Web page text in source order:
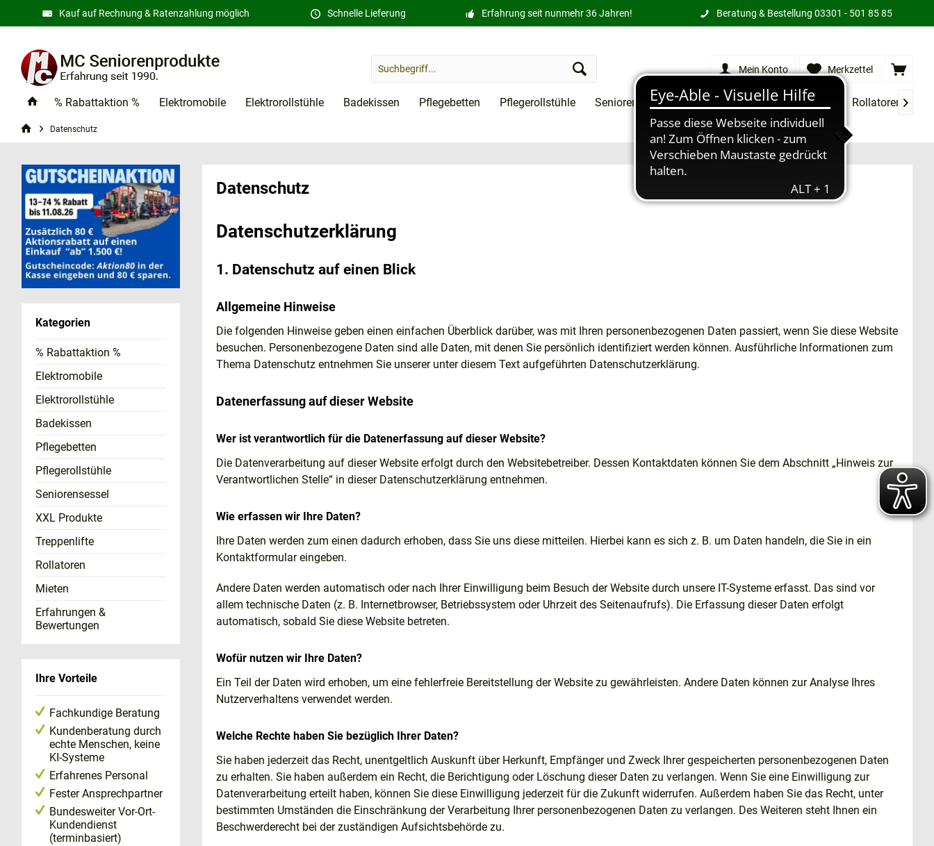
Kauf auf Rechnung & Ratenzahlung möglich Schnelle Lieferung Erfahrung seit nunmehr 36 Jahren! Beratung & Bestellung 03301 - 501 85 85
Merkzettel
Mein Konto
% Rabattaktion % Elektromobile Elektrorollstühle Badekissen Pflegebetten Pflegerollstühle Seniorensessel XXL Produkte Treppenlifte Rollatoren 
Datenschutz
Kategorien
% Rabattaktion %
Elektromobile
Elektrorollstühle
Badekissen
Pflegebetten
Pflegerollstühle
Seniorensessel
XXL Produkte
Treppenlifte
Rollatoren
Mieten
Erfahrungen &
Bewertungen
Ihre Vorteile
Fachkundige Beratung
Kundenberatung durch
echte Menschen, keine
KI-Systeme
Erfahrenes Personal
Fester Ansprechpartner
Bundesweiter Vor-Ort-
Kundendienst
(terminbasiert)
Datenschutz
Datenschutz­erklärung
1. Datenschutz auf einen Blick
Allgemeine Hinweise
Die folgenden Hinweise geben einen einfachen Überblick darüber, was mit Ihren personenbezogenen Daten passiert, wenn Sie diese Website
besuchen. Personenbezogene Daten sind alle Daten, mit denen Sie persönlich identifiziert werden können. Ausführliche Informationen zum
Thema Datenschutz entnehmen Sie unserer unter diesem Text aufgeführten Datenschutzerklärung.
Datenerfassung auf dieser Website
Wer ist verantwortlich für die Datenerfassung auf dieser Website?
Die Datenverarbeitung auf dieser Website erfolgt durch den Websitebetreiber. Dessen Kontaktdaten können Sie dem Abschnitt „Hinweis zur
Verantwortlichen Stelle“ in dieser Datenschutzerklärung entnehmen.
Wie erfassen wir Ihre Daten?
Ihre Daten werden zum einen dadurch erhoben, dass Sie uns diese mitteilen. Hierbei kann es sich z. B. um Daten handeln, die Sie in ein
Kontaktformular eingeben.
Andere Daten werden automatisch oder nach Ihrer Einwilligung beim Besuch der Website durch unsere IT-Systeme erfasst. Das sind vor
allem technische Daten (z. B. Internetbrowser, Betriebssystem oder Uhrzeit des Seitenaufrufs). Die Erfassung dieser Daten erfolgt
automatisch, sobald Sie diese Website betreten.
Wofür nutzen wir Ihre Daten?
Ein Teil der Daten wird erhoben, um eine fehlerfreie Bereitstellung der Website zu gewährleisten. Andere Daten können zur Analyse Ihres
Nutzerverhaltens verwendet werden.
Welche Rechte haben Sie bezüglich Ihrer Daten?
Sie haben jederzeit das Recht, unentgeltlich Auskunft über Herkunft, Empfänger und Zweck Ihrer gespeicherten personenbezogenen Daten
zu erhalten. Sie haben außerdem ein Recht, die Berichtigung oder Löschung dieser Daten zu verlangen. Wenn Sie eine Einwilligung zur
Datenverarbeitung erteilt haben, können Sie diese Einwilligung jederzeit für die Zukunft widerrufen. Außerdem haben Sie das Recht, unter
bestimmten Umständen die Einschränkung der Verarbeitung Ihrer personenbezogenen Daten zu verlangen. Des Weiteren steht Ihnen ein
Beschwerderecht bei der zuständigen Aufsichtsbehörde zu.